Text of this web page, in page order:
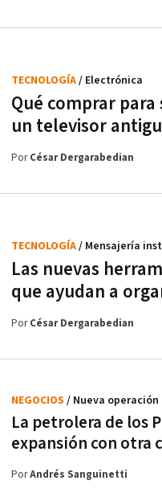
Qué comprar
un televisor
TECNOLOGÍA/ Electrónica
PorCésar Dergarabedian
Las nuevas
que ayudan a
TECNOLOGÍA/ Mensajería
PorCésar Dergarabedian
La petrolera de los
expansión con otra
NEGOCIOS / Nueva operación
PorAndrés Sanguinetti